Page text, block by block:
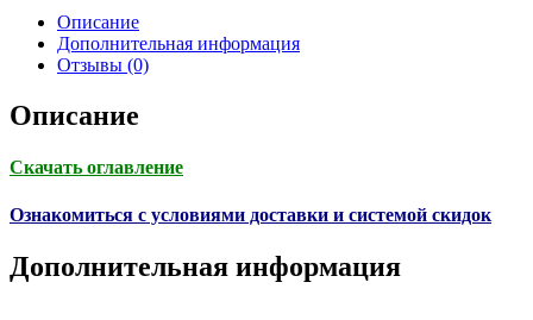
Описание
Дополнительная информация
Отзывы (0)
Описание
Скачать оглавление
Ознакомиться с условиями доставки и системой скидок
Дополнительная информация